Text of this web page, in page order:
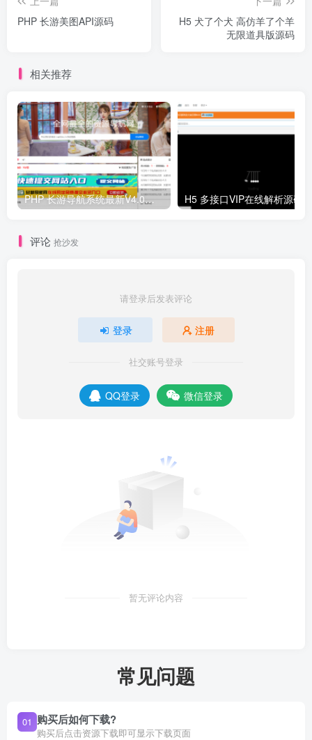
PHP 长游美图API源码
H5 犬了个犬 高仿羊了个羊
无限道具版源码
相关推荐
PHP 长游导航系统最新V4.0开源可运营正版 源码 H5 多接口VIP在线解析源码
评论 抢沙发
请登录后发表评论
登录 注册
社交账号登录
QQ登录 微信登录
暂无评论内容
常见问题
01 购买后如何下载?
购买后点击资源下载即可显示下载页面